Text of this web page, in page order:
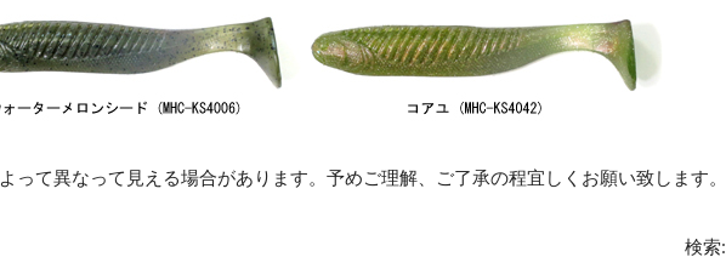
て異なって見える場合があります。予めご理解、ご了承の程宜しくお願い致します。
検索: